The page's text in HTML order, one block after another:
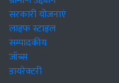
सरकारी योजनाएं
लाइफ स्टाइल
सम्पादकीय
जॉब्स
डायरेक्टरी